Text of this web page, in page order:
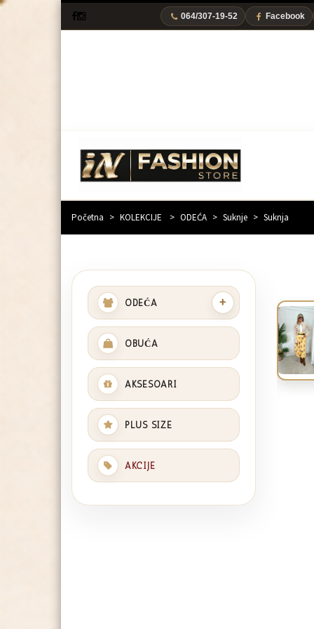
064/307-19-52 Facebook
Početna > KOLEKCIJE > ODEĆA > Suknje > Suknja
ODEĆA +
OBUĆA
AKSESOARI
PLUS SIZE
AKCIJE